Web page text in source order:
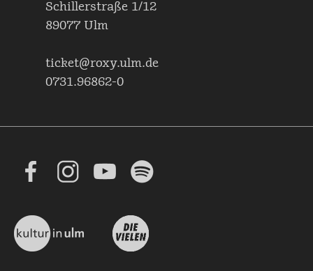
Schillerstraße 1/12
89077 Ulm
ticket@roxy.ulm.de
0731.96862-0